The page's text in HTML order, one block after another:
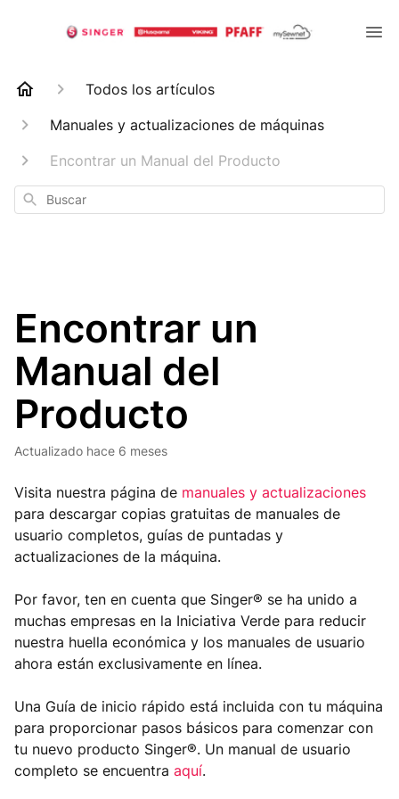
Todos los artículos
Manuales y actualizaciones de máquinas
Encontrar un Manual del Producto
Buscar
Encontrar un
Manual del
Producto
Actualizado hace 6 meses
Visita nuestra página de manuales y actualizaciones
para descargar copias gratuitas de manuales de
usuario completos, guías de puntadas y
actualizaciones de la máquina.
Por favor, ten en cuenta que Singer® se ha unido a
muchas empresas en la Iniciativa Verde para reducir
nuestra huella económica y los manuales de usuario
ahora están exclusivamente en línea.
Una Guía de inicio rápido está incluida con tu máquina
para proporcionar pasos básicos para comenzar con
tu nuevo producto Singer®. Un manual de usuario
completo se encuentra aquí.